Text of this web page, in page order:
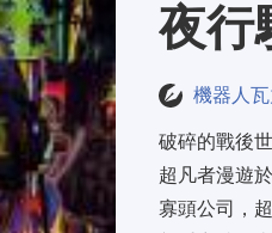
夜行
機器人瓦
破碎的戰後
超凡者漫遊
寡頭公司，